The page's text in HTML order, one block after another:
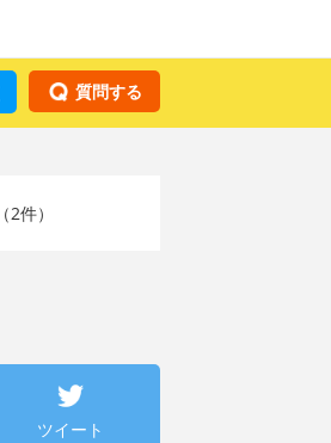
質問する
2件）
ツイート